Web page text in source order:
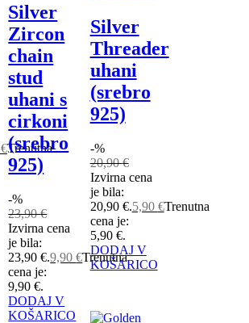
€Trenutna
Silver
Zircon
chain
stud
uhani s
cirkoni
(srebro
925)
-%
23,90€
Izvirna cena
je bila:
23,90 €.9,90€Trenutna
cena je:
9,90 €.
DODAJ V
KOŠARICO
Silver
Threader
uhani
(srebro
925)
-%
20,90€
Izvirna cena
je bila:
20,90 €.5,90 €Trenutna
cena je:
5,90 €.
DODAJ V
KOŠARICO